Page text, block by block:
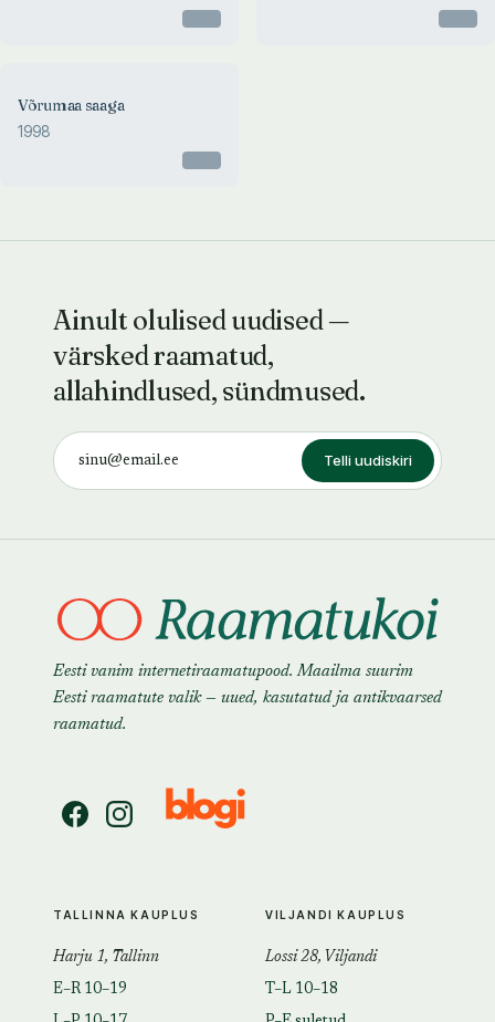
Võrumaa saaga
1998
Ainult olulised uudised —
värsked raamatud,
allahindlused, sündmused.
Telli uudiskiri
Eesti vanim internetiraamatupood. Maailma suurim
Eesti raamatute valik — uued, kasutatud ja antikvaarsed
raamatud.
TALLINNA KAUPLUS
Harju 1, Tallinn
E–R 10–19
VILJANDI KAUPLUS
Lossi 28, Viljandi
T–L 10–18